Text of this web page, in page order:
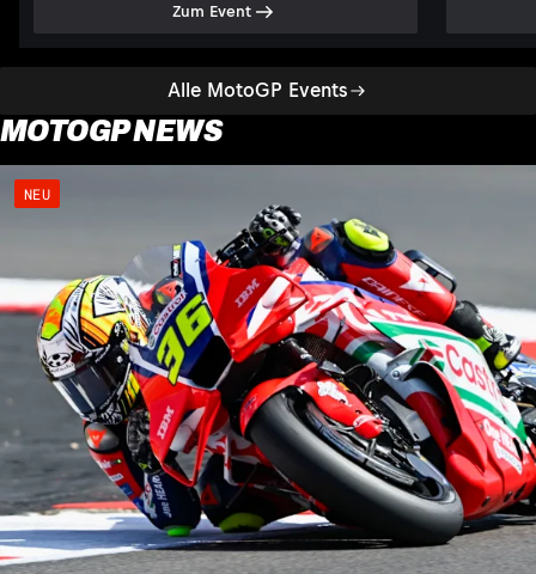
Alle MotoGP Events
Zum Event
MOTOGP NEWS
NEU